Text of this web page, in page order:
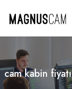
cam kabin fiyatı